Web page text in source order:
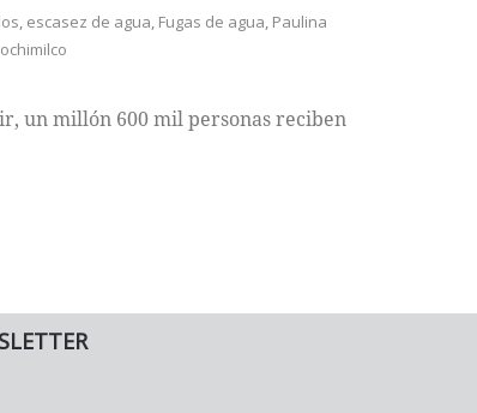
, escasez de agua, Fugas de agua, Paulina
un millón 600 mil personas reciben